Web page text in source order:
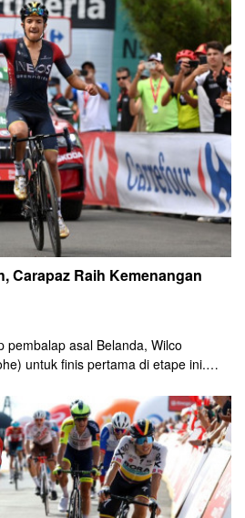
Carapaz Raih Kemenangan
pembalap asal Belanda, Wilco
untuk finis pertama di etape ini.